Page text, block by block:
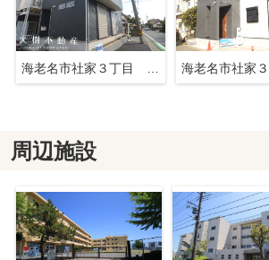
海老名市社家３丁目 新築戸建て 全１棟 【仲介手数料無料】
周辺施設